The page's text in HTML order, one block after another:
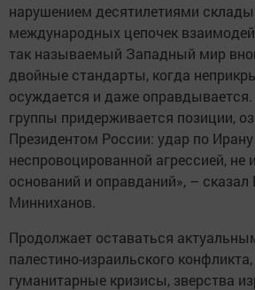
нарушением десятилетиями
международных цепочек
так называемый Западный мир
двойные стандарты, когда
осуждается и даже оправдывается.
группы придерживается позиции,
Президентом России: удар по
неспровоцированной агрессией,
оснований и оправданий», – сказал
Минниханов.
Продолжает оставаться
палестино-израильского
гуманитарные кризисы, зверства